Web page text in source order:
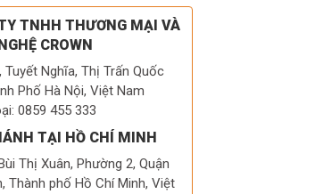
TNHH THƯƠNG MẠI VÀ
CROWN
Tuyết Nghĩa, Thị Trấn Quốc
Phố Hà Nội, Việt Nam
0859 455 333
TẠI HỒ CHÍ MINH
Thị Xuân, Phường 2, Quận
Thành phố Hồ Chí Minh, Việt